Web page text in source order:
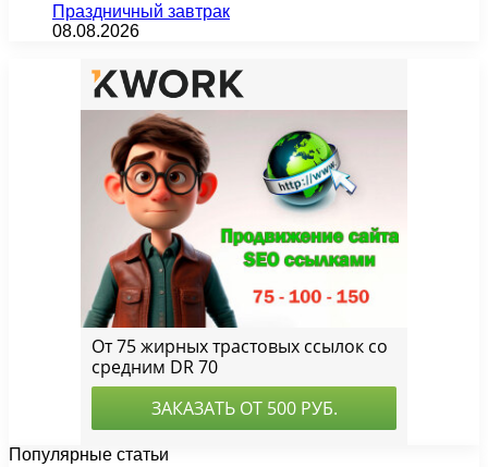
Праздничный завтрак
08.08.2026
Популярные статьи